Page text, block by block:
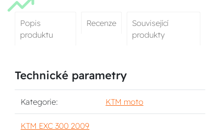
Popis
produktu
Recenze
Související
produkty
Technické parametry
Kategorie: KTM moto
KTM EXC 300 2009